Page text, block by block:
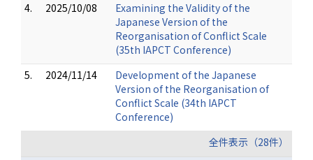
4.
2025/10/08
Examining the Validity of the
Japanese Version of the
Reorganisation of Conflict Scale
(35th IAPCT Conference)
5.
2024/11/14
Development of the Japanese
Version of the Reorganisation of
Conflict Scale (34th IAPCT
Conference)
全件表示（28件）